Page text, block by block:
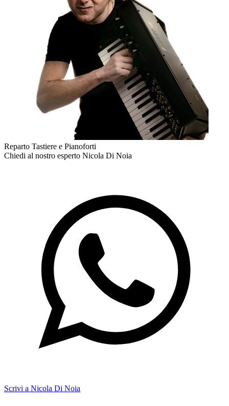
Reparto Tastiere e Pianoforti
Chiedi al nostro esperto Nicola Di Noia
Scrivi a Nicola Di Noia